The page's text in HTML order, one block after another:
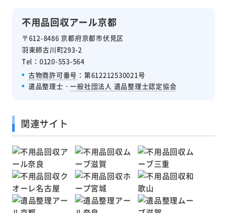
不用品回収アール京都
〒612-8486 京都府京都市伏見区
羽束師古川町293-2
Tel：0120-553-564
古物商許可番号 ：第612212530021号
遺品整理士・一般社団法人 遺品整理士認定協会
関連サイト